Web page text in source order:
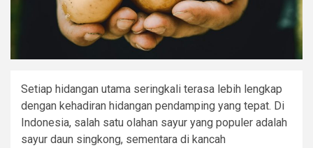
Setiap hidangan utama seringkali terasa lebih lengkap
dengan kehadiran hidangan pendamping yang tepat. Di
Indonesia, salah satu olahan sayur yang populer adalah
sayur daun singkong, sementara di kancah